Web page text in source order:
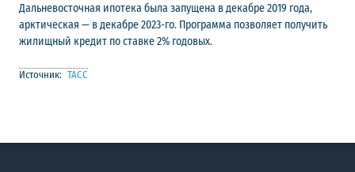
Дальневосточная ипотека была запущена в декабре 2019 года,
арктическая — в декабре 2023-го. Программа позволяет получить
жилищный кредит по ставке 2% годовых.
Источник: ТАСС